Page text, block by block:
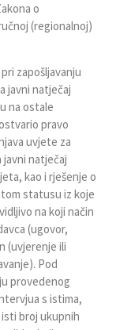
o
(regionalnoj)
zapošljavanju
javni natječaj
na ostale
pravo
uvjete za
javni natječaj
kao i rješenje o
statusu iz koje
na koji način
(ugovor,
(uvjerenje ili
Pod
provedenog
s istima,
broj ukupnih